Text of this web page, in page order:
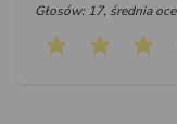
Głosów: 17, średnia